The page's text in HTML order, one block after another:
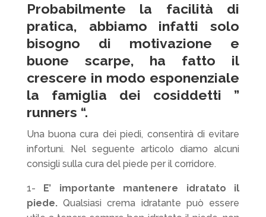
Probabilmente la facilità di
pratica, abbiamo infatti solo
bisogno di motivazione e
buone scarpe, ha fatto il
crescere in modo esponenziale
la famiglia dei cosiddetti ”
runners “.
Una buona cura dei piedi, consentirà di evitare
infortuni. Nel seguente articolo diamo alcuni
consigli sulla cura del piede per il corridore.
1-
E’ importante mantenere idratato il
piede.Qualsiasi crema idratante può essere